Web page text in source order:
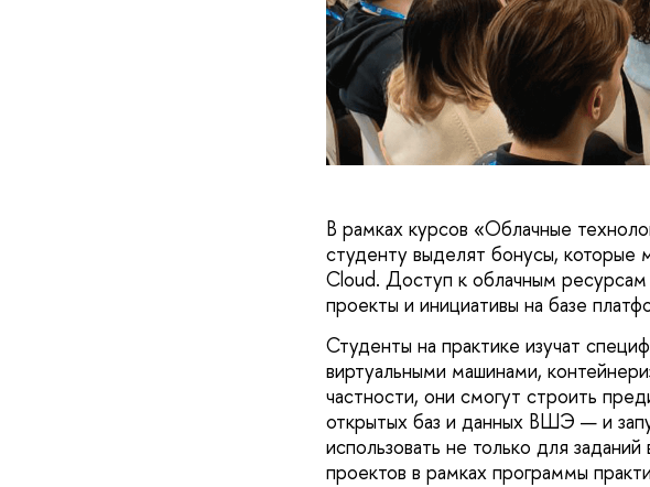
В рамках курсов «Облачные
студенту выделят бонусы, которые
Cloud. Доступ к облачным
проекты и инициативы на базе
Студенты на практике изучат
виртуальными машинами,
частности, они смогут строить
открытых баз и данных ВШЭ — и
использовать не только для
проектов в рамках программы